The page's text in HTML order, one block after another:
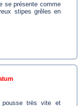
stipes grêles en